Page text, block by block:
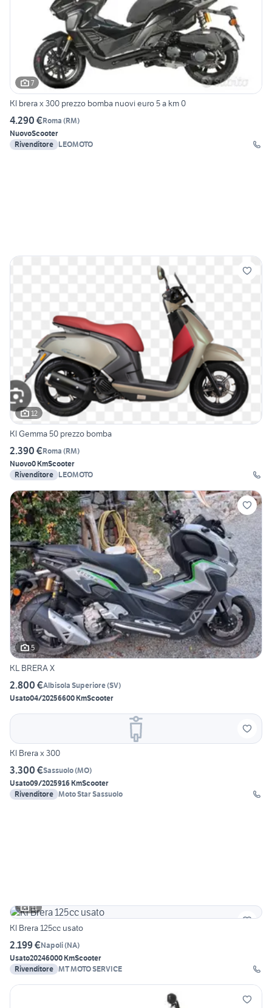
7
Kl brera x 300 prezzo bomba nuovi euro 5 a km 0
4.290 €Roma (RM)
NuovoScooter
Rivenditore LEOMOTO
12
Kl Gemma 50 prezzo bomba
2.390 €Roma (RM)
Nuovo0 KmScooter
Rivenditore LEOMOTO
5
KL BRERA X
2.800 €Albisola Superiore(SV)
Usato04/20256600 KmScooter
Kl Brera x 300
3.300 €Sassuolo(MO)
Usato09/2025916 KmScooter
Rivenditore Moto Star Sassuolo
11
Kl Brera 125cc usato
2.199 €Napoli(NA)
Usato20246000 KmScooter
Rivenditore MT MOTO SERVICE